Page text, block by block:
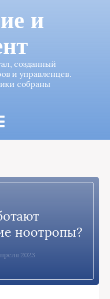
и
созданный
и управленцев.
собраны
ноотропы?
2023